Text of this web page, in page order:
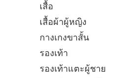
เสื้อ
เสื้อผ้าผู้หญิง
กางเกงขาสั้น
รองเท้า
รองเท้าแตะผู้ชาย